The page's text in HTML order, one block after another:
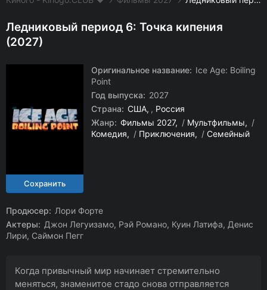
Ледниковый период 6: Точка кипения
(2027)
Оригинальное название: Ice Age: Boiling
Point
Год выпуска: 2027
Страна: США , Россия
Жанр: Фильмы 2027 / Мультфильмы
/
Комедия
/ Приключения / Семейный
Продюсер: Лори Форте
Актеры: Джон Легуизамо, Рэй Романо, Куин Латифа, Денис
Лири, Саймон Пегг
Когда привычный мир начинает стремительно
меняться, знаменитое стадо снова отправляется